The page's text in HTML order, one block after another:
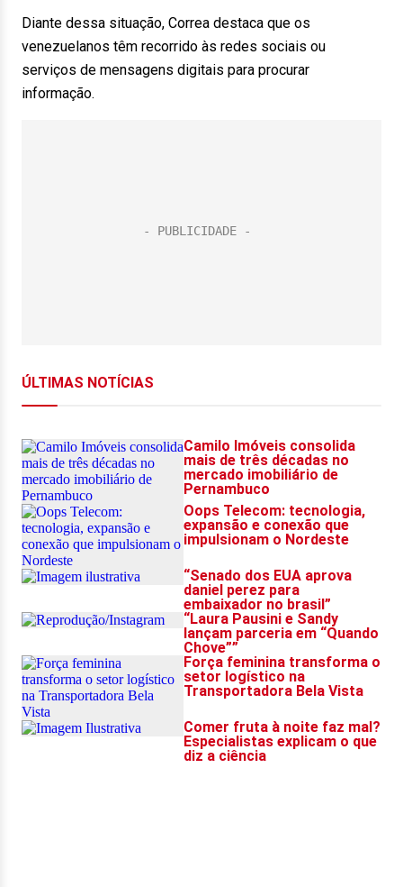
Diante dessa situação, Correa destaca que os
venezuelanos têm recorrido às redes sociais ou
serviços de mensagens digitais para procurar
informação.